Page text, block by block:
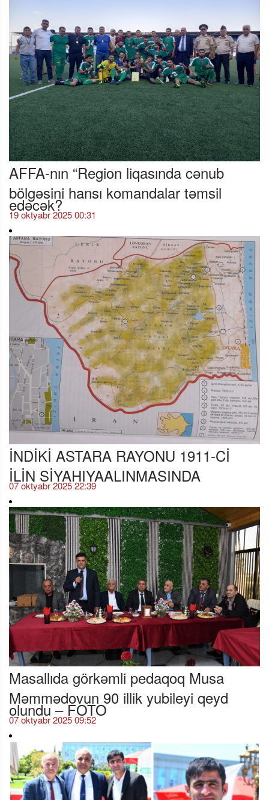
AFFA-nın “Region liqasında cənub
bölgəsini hansı komandalar təmsil
edəcək?
19 oktyabr 2025 00:31
İNDİKİ ASTARA RAYONU 1911-Cİ
İLİN SİYAHIYAALINMASINDA
07 oktyabr 2025 22:39
Masallıda görkəmli pedaqoq Musa
Məmmədovun 90 illik yubileyi qeyd
olundu – FOTO
07 oktyabr 2025 09:52